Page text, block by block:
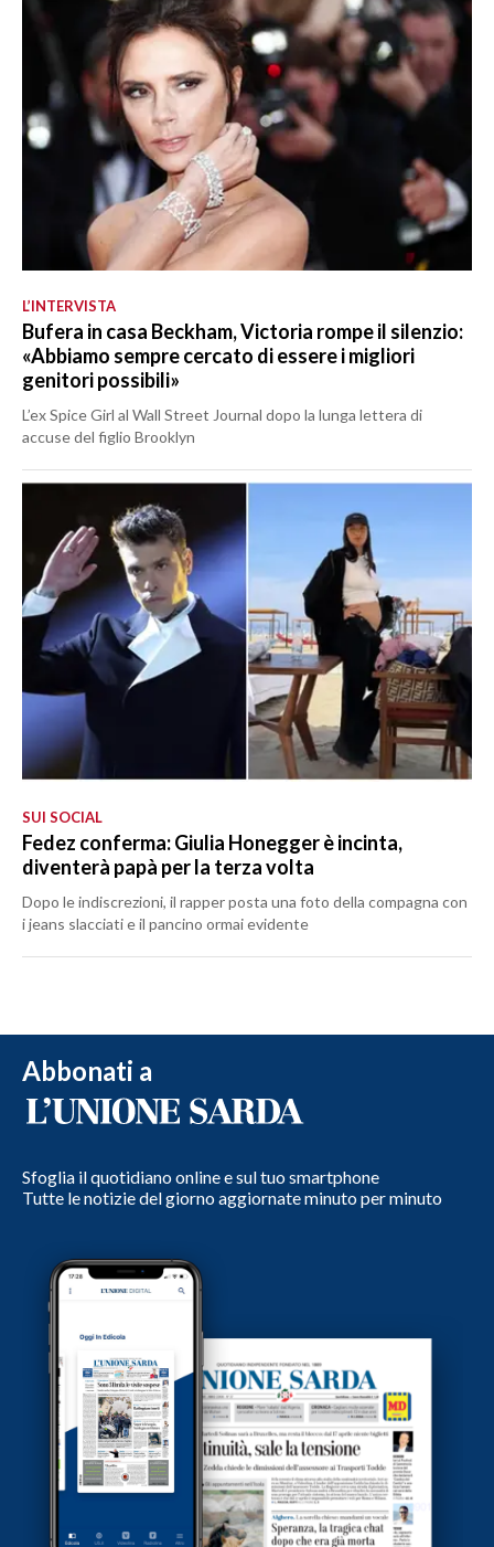
L’INTERVISTA
Bufera in casa Beckham, Victoria rompe il silenzio:
«Abbiamo sempre cercato di essere i migliori
genitori possibili»
L’ex Spice Girl al Wall Street Journal dopo la lunga lettera di
accuse del figlio Brooklyn
SUI SOCIAL
Fedez conferma: Giulia Honegger è incinta,
diventerà papà per la terza volta
Dopo le indiscrezioni, il rapper posta una foto della compagna con
i jeans slacciati e il pancino ormai evidente
Abbonati a
Sfoglia il quotidiano online e sul tuo smartphone
Tutte le notizie del giorno aggiornate minuto per minuto